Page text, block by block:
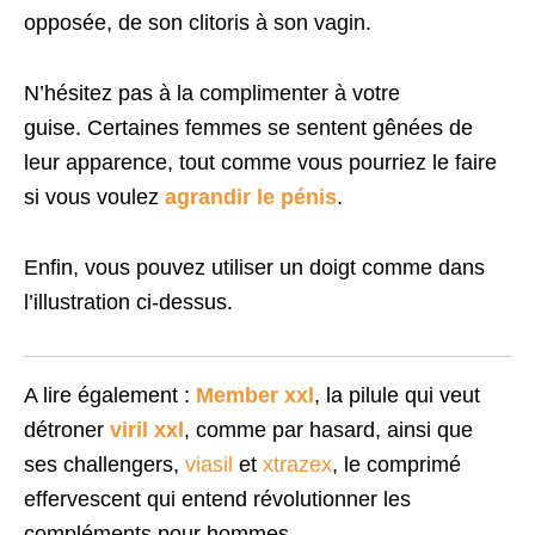
opposée, de son clitoris à son vagin.
N’hésitez pas à la complimenter à votre
guise. Certaines femmes se sentent gênées de
leur apparence, tout comme vous pourriez le faire
si vous voulez agrandir le pénis.
Enfin, vous pouvez utiliser un doigt comme dans
l’illustration ci-dessus.
A lire également : Member xxl , la pilule qui veut
détroner viril xxl , comme par hasard, ainsi que
ses challengers, viasil et xtrazex, le comprimé
effervescent qui entend révolutionner les